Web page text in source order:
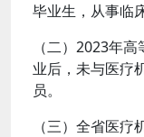
毕业生，从事临
（二）2023年
业后，未与医疗
员。
（三）全省医